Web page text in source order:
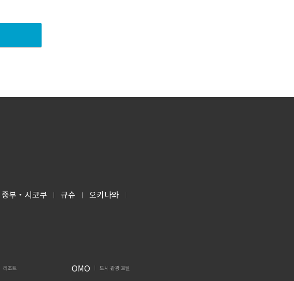
중부・시코쿠 | 규슈 | 오키나와 |
리조트 OMO 도시 관광 호텔